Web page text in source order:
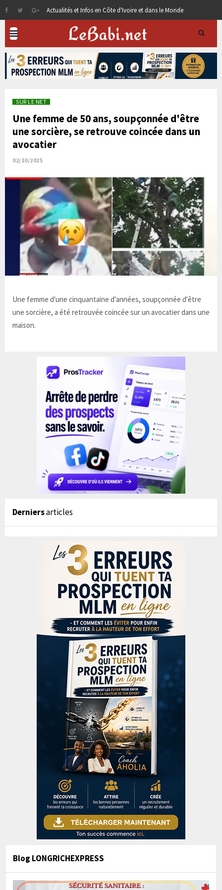
Actualités et Infos en Côte d'Ivoire et dans le Monde
SUR LE NET
Une femme de 50 ans, soupçonnée d'être
une sorcière, se retrouve coincée dans un
avocatier
02/10/2025
Une femme d'une cinquantaine d'années, soupçonnée d'être
une sorcière, a été retrouvée coincée sur un avocatier dans une
maison.
Derniersarticles
Blog LONGRICHEXPRESS